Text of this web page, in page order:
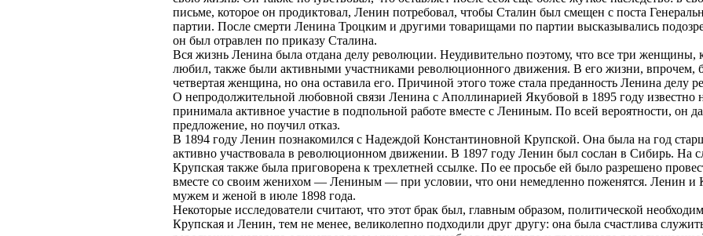
письме, которое он продиктовал, Ленин потребовал, чтобы Сталин был смещен с поста
партии. После смерти Ленина Троцким и другими товарищами по партии высказывались
он был отравлен по приказу Сталина.
Вся жизнь Ленина была отдана делу революции. Неудивительно поэтому, что все три женщины,
любил, также были активными участниками революционного движения. В его жизни, впрочем,
четвертая женщина, но она оставила его. Причиной этого тоже стала преданность Ленина делу
О непродолжительной любовной связи Ленина с Аполлинарией Якубовой в 1895 году известно
принимала активное участие в подпольной работе вместе с Лениным. По всей вероятности, он
предложение, но поучил отказ.
В 1894 году Ленин познакомился с Надеждой Константиновной Крупской. Она была на год
активно участвовала в революционном движении. В 1897 году Ленин был сослан в Сибирь. На
Крупская также была приговорена к трехлетней ссылке. По ее просьбе ей было разрешено
вместе со своим женихом — Лениным — при условии, что они немедленно поженятся. Ленин и
мужем и женой в июле 1898 года.
Некоторые исследователи считают, что этот брак был, главным образом, политической
Крупская и Ленин, тем не менее, великолепно подходили друг другу: она была счастлива